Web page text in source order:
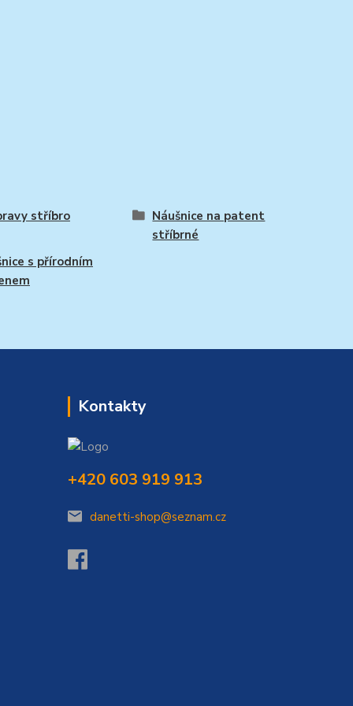
stříbro
Náušnice na patent
stříbrné
s přírodním
Kontakty
+420 603 919 913
danetti-shop@seznam.cz